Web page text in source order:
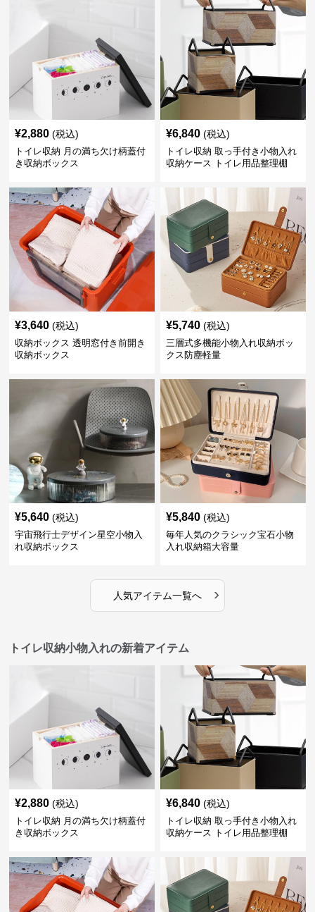
¥2,880 (税込)
トイレ収納 月の満ち欠け柄蓋付
き収納ボックス
¥6,840 (税込)
トイレ収納 取っ手付き小物入れ
収納ケース トイレ用品整理棚
¥3,640 (税込)
収納ボックス 透明窓付き前開き
収納ボックス
¥5,740 (税込)
三層式多機能小物入れ収納ボッ
クス防塵軽量
¥5,640 (税込)
宇宙飛行士デザイン星空小物入
れ収納ボックス
¥5,840 (税込)
毎年人気のクラシック宝石小物
入れ収納箱大容量
人気アイテム一覧へ ›
トイレ収納小物入れの新着アイテム
¥2,880 (税込)
トイレ収納 月の満ち欠け柄蓋付
き収納ボックス
¥6,840 (税込)
トイレ収納 取っ手付き小物入れ
収納ケース トイレ用品整理棚